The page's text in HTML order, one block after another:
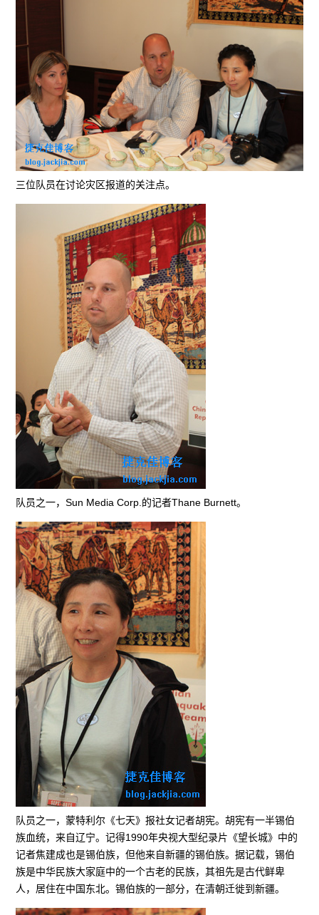
三位队员在讨论灾区报道的关注点。
队员之一，Sun Media Corp.的记者Thane Burnett。
队员之一，蒙特利尔《七天》报社女记者胡宪。胡宪有一半锡伯
族血统，来自辽宁。记得1990年央视大型纪录片《望长城》中的
记者焦建成也是锡伯族，但他来自新疆的锡伯族。据记载，锡伯
族是中华民族大家庭中的一个古老的民族，其祖先是古代鲜卑
人，居住在中国东北。锡伯族的一部分，在清朝迁徙到新疆。